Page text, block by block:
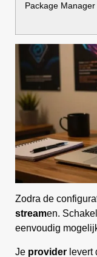
Package Manager
Zodra de
streamen.
eenvoudig
Je provider levert